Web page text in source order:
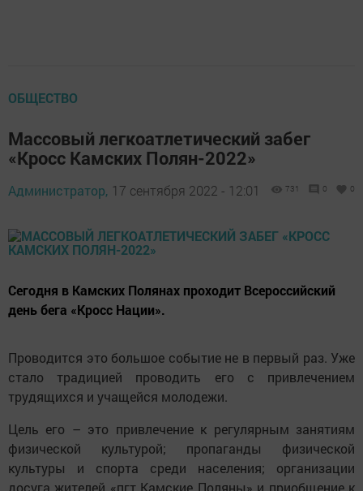
ОБЩЕСТВО
Массовый легкоатлетический забег
«Кросс Камских Полян-2022»
Администратор, 17 сентября 2022 - 12:01 731 0 0
Сегодня в Камских Полянах проходит Всероссийский
день бега «Кросс Нации».
Проводится это большое событие не в первый раз. Уже
стало традицией проводить его с привлечением
трудящихся и учащейся молодежи.
Цель его – это привлечение к регулярным занятиям
физической культурой; пропаганды физической
культуры и спорта среди населения; организации